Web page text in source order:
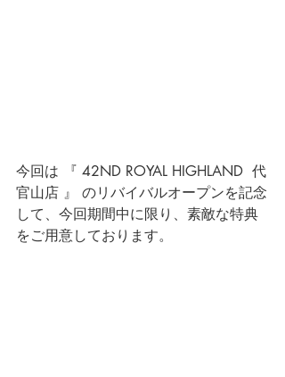
今回は 『 42ND ROYAL HIGHLAND  代
官山店 』 のリバイバルオープンを記念
して、今回期間中に限り、素敵な特典
をご用意しております。